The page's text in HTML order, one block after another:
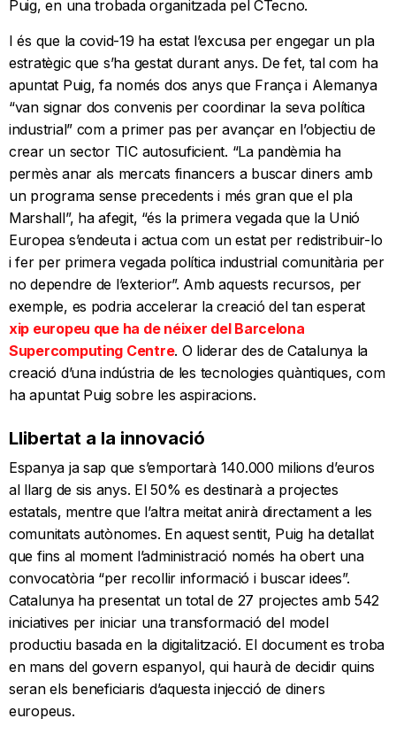
Puig, en una trobada organitzada pel CTecno.
I és que la covid-19 ha estat l’excusa per engegar un pla
estratègic que s’ha gestat durant anys. De fet, tal com ha
apuntat Puig, fa només dos anys que França i Alemanya
“van signar dos convenis per coordinar la seva política
industrial” com a primer pas per avançar en l’objectiu de
crear un sector TIC autosuficient. “La pandèmia ha
permès anar als mercats financers a buscar diners amb
un programa sense precedents i més gran que el pla
Marshall”, ha afegit, “és la primera vegada que la Unió
Europea s’endeuta i actua com un estat per redistribuir-lo
i fer per primera vegada política industrial comunitària per
no dependre de l’exterior”. Amb aquests recursos, per
exemple, es podria accelerar la creació del tan esperat
xip europeu que ha de néixer del Barcelona
Supercomputing Centre. O liderar des de Catalunya la
creació d’una indústria de les tecnologies quàntiques, com
ha apuntat Puig sobre les aspiracions.
Llibertat a la innovació
Espanya ja sap que s’emportarà 140.000 milions d’euros
al llarg de sis anys. El 50% es destinarà a projectes
estatals, mentre que l’altra meitat anirà directament a les
comunitats autònomes. En aquest sentit, Puig ha detallat
que fins al moment l’administració només ha obert una
convocatòria “per recollir informació i buscar idees”.
Catalunya ha presentat un total de 27 projectes amb 542
iniciatives per iniciar una transformació del model
productiu basada en la digitalització. El document es troba
en mans del govern espanyol, qui haurà de decidir quins
seran els beneficiaris d’aquesta injecció de diners
europeus.